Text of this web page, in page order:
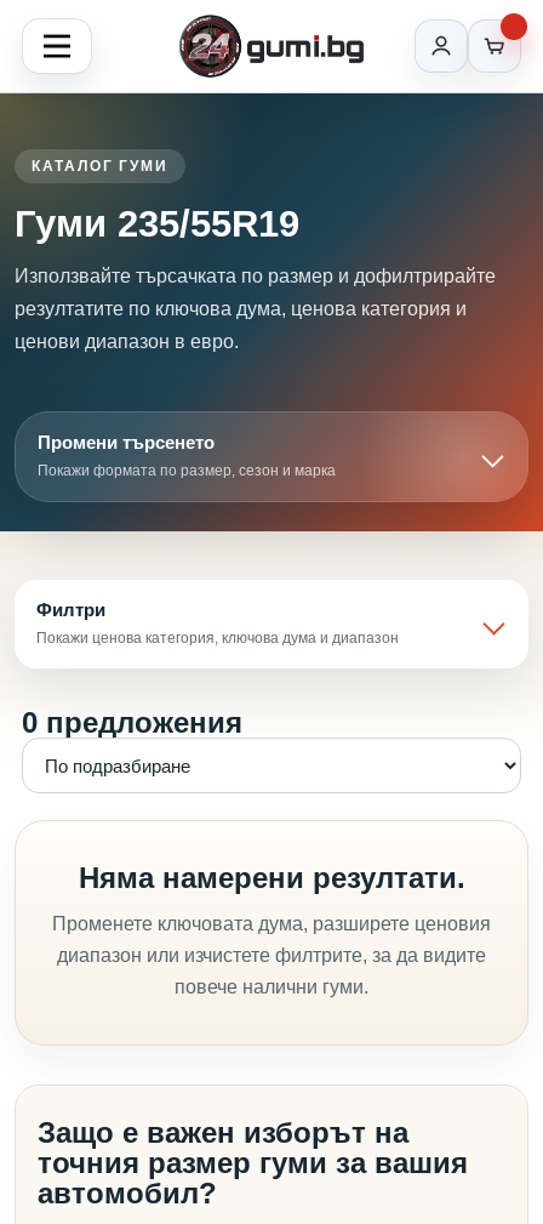
КАТАЛОГ ГУМИ
Гуми 235/55R19
Използвайте търсачката по размер и дофилтрирайте
резултатите по ключова дума, ценова категория и
ценови диапазон в евро.
Промени търсенето
Покажи формата по размер, сезон и марка
Филтри
Покажи ценова категория, ключова дума и диапазон
0 предложения
Няма намерени резултати.
Променете ключовата дума, разширете ценовия
диапазон или изчистете филтрите, за да видите
повече налични гуми.
Защо е важен изборът на
точния размер гуми за вашия
автомобил?